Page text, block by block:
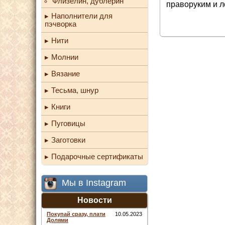
Наполнители для
пэчворка
Нити
Молнии
Вязание
Тесьма, шнур
Книги
Пуговицы
Заготовки
Подарочные сертификаты
Мы в Instagram
Новости
Покупай сразу, плати
Долями
10.05.2023
праворуким и